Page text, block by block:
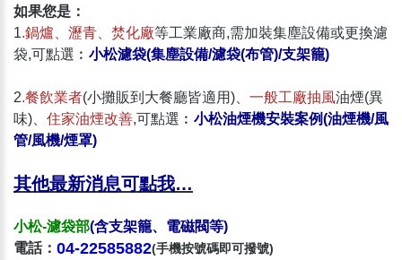
如果您是：
1.鍋爐、瀝青、焚化廠等工業廠商,需加裝集塵設備或更換濾
袋,可點選︰ 小松濾袋(集塵設備/濾袋(布管)/支架籠)
2.餐飲業者(小攤販到大餐廳皆適用)、 一般工廠抽風油煙(異
味)、 住家油煙改善,可點選︰ 小松油煙機安裝案例(油煙機/風
管/風機/煙罩)
其他最新消息可點我…
小松-濾袋部(含支架籠、電磁閥等)
電話： 04-22585882(手機按號碼即可撥號)